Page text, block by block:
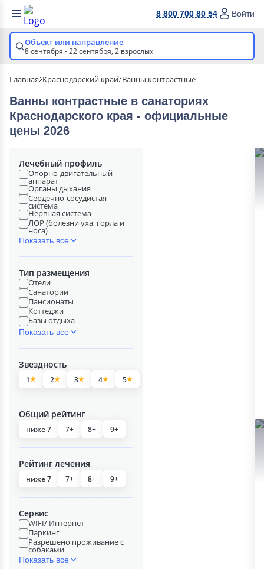
8 800 700 80 54 Войти
Объект или направление
8 сентября - 22 сентября, 2 взрослых
Главная Краснодарский край Ванны контрастные
Ванны контрастные в cанаториях
Краснодарского края - официальные
цены 2026
Лечебный профиль
Опорно-двигательный
аппарат
Органы дыхания
Сердечно-сосудистая
система
Нервная система
ЛОР (болезни уха, горла и
носа)
Показать все
Тип размещения
Отели
Санатории
Пансионаты
Коттеджи
Базы отдыха
Показать все
Звездность
1 2 3 4 5
Общий рейтинг
ниже 7 7+ 8+ 9+
Рейтинг лечения
ниже 7 7+ 8+ 9+
Сервис
WIFI/ Интернет
Паркинг
Разрешено проживание с
собаками
Показать все